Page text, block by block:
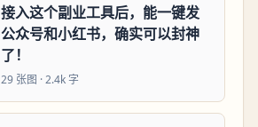
接入这个副业工具后，能一键发
公众号和小红书，确实可以封神
了！
29 张图 ·2.4k 字